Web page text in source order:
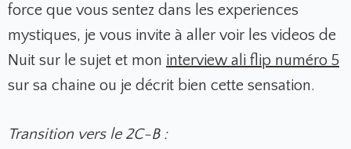
force que vous sentez dans les experiences
mystiques, je vous invite à aller voir les videos de
Nuit sur le sujet et mon interview ali flip numéro 5
sur sa chaine ou je décrit bien cette sensation.
Transition vers le 2C-B :